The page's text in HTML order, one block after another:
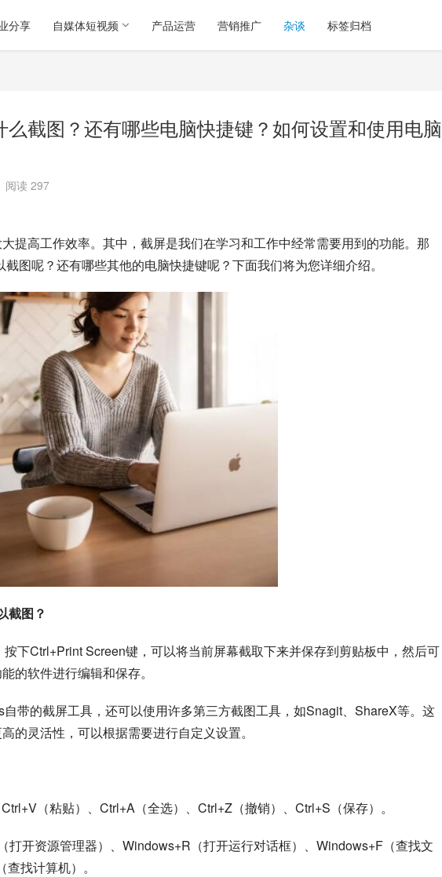
分享 自媒体短视频 产品运营 营销推广 杂谈 标签归档
截图？还有哪些电脑快捷键？如何设置和使用电脑
阅读 297
提高工作效率。其中，截屏是我们在学习和工作中经常需要用到的功能。那
图呢？还有哪些其他的电脑快捷键呢？下面我们将为您详细介绍。
截图？
下Ctrl+Print Screen键，可以将当前屏幕截取下来并保存到剪贴板中，然后可
的软件进行编辑和保存。
带的截屏工具，还可以使用许多第三方截图工具，如Snagit、ShareX等。这
的灵活性，可以根据需要进行自定义设置。
（粘贴）、Ctrl+A（全选）、Ctrl+Z（撤销）、Ctrl+S（保存）。
打开资源管理器）、Windows+R（打开运行对话框）、Windows+F（查找文
找计算机）。